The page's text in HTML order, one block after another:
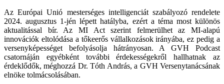
Az Európai Unió mesterséges intelligenciát szabályozó rendelete
2024. augusztus 1-jén lépett hatályba, ezért a téma most különös
aktualitással bír. Az MI Act szerint felmerülhet az MI-alapú
innovációk eltolódása a tőkeerős vállalkozások irányába, ez pedig a
versenyképességet befolyásolja hátrányosan. A GVH Podcast
csatornáján egyébként további érdekességekről hallhatnak az
érdeklődők, méghozzá Dr. Tóth András, a GVH Versenytanácsának
elnöke tolmácsolásában.